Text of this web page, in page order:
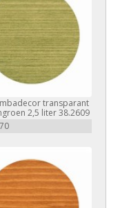
transparant
2,5 liter 38.2609